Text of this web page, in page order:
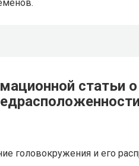
статьи
головокружения и его